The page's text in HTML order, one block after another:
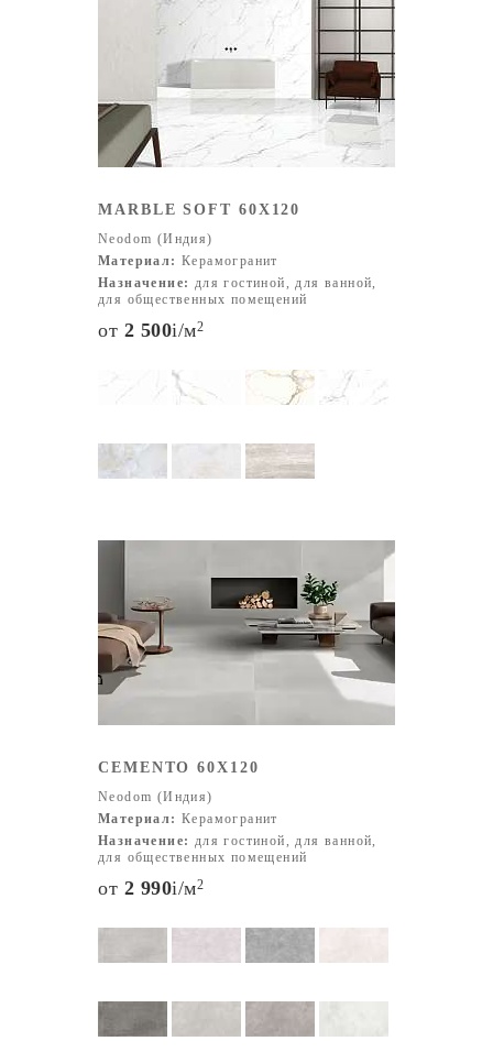
MARBLE SOFT 60X120
Neodom (Индия)
Материал: Керамогранит
Назначение: для гостиной, для ванной,
для общественных помещений
от 2 500i/м2
CEMENTO 60X120
Neodom (Индия)
Материал: Керамогранит
Назначение: для гостиной, для ванной,
для общественных помещений
от 2 990i/м2